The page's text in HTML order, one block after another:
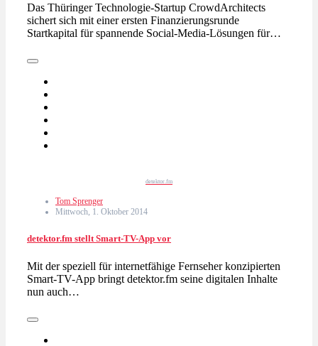
Das Thüringer Technologie-Startup CrowdArchitects
sichert sich mit einer ersten Finanzierungsrunde
Startkapital für spannende Social-Media-Lösungen für…
detektor.fm
Tom Sprenger
Mittwoch, 1. Oktober 2014
detektor.fm stellt Smart-TV-App vor
Mit der speziell für internetfähige Fernseher konzipierten
Smart-TV-App bringt detektor.fm seine digitalen Inhalte
nun auch…